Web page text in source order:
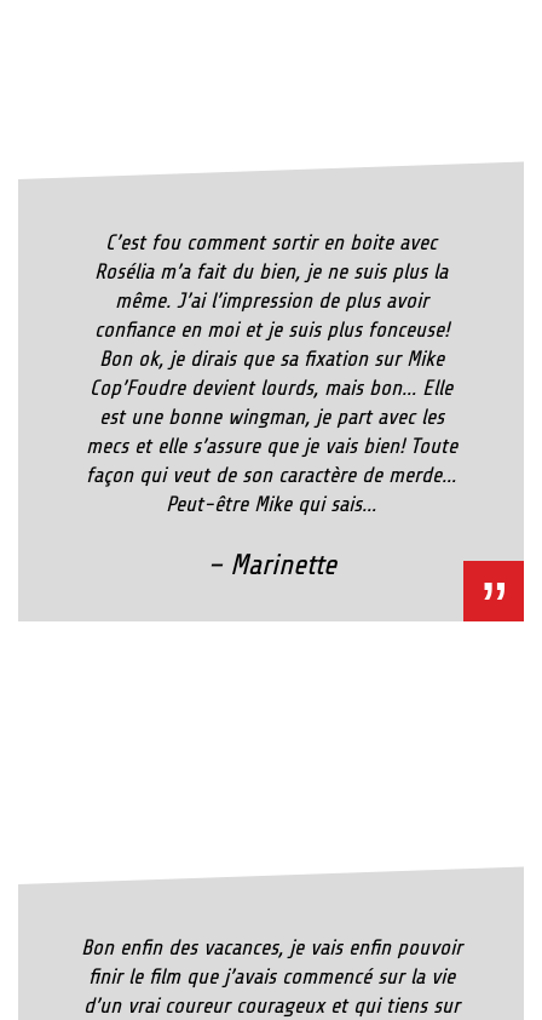
C’est fou comment sortir en boite avec
Rosélia m’a fait du bien, je ne suis plus la
même. J’ai l’impression de plus avoir
confiance en moi et je suis plus fonceuse!
Bon ok, je dirais que sa fixation sur Mike
Cop’Foudre devient lourds, mais bon… Elle
est une bonne wingman, je part avec les
mecs et elle s’assure que je vais bien! Toute
façon qui veut de son caractère de merde…
Peut-être Mike qui sais…
– Marinette
Bon enfin des vacances, je vais enfin pouvoir
finir le film que j’avais commencé sur la vie
d’un vrai coureur courageux et qui tiens sur